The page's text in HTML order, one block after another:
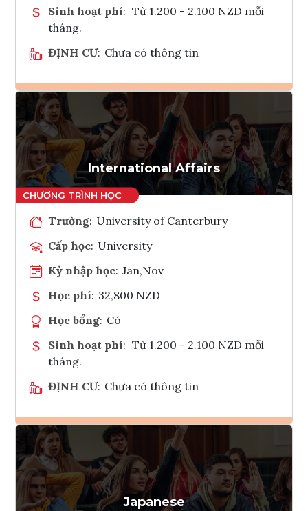
Sinh hoạt phí: Từ 1.200 - 2.100 NZD mỗi
tháng.
ĐỊNH CƯ: Chưa có thông tin
Ghi danh
Tham vấn Interlink
International Affairs
Trường: University of Canterbury
Cấp học: University
Kỳ nhập học: Jan,Nov
Học phí: 32,800 NZD
Học bổng: Có
Sinh hoạt phí: Từ 1.200 - 2.100 NZD mỗi
tháng.
ĐỊNH CƯ: Chưa có thông tin
Ghi danh
Tham vấn Interlink
Japanese